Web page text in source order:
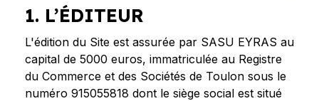
1. L’ÉDITEUR
L'édition du Site est assurée par SASU EYRAS au
capital de 5000 euros, immatriculée au Registre
du Commerce et des Sociétés de Toulon sous le
numéro 915055818 dont le siège social est situé